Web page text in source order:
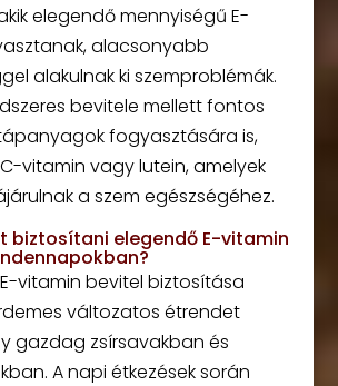
elegendő mennyiségű E-
alacsonyabb
alakulnak ki szemproblémák.
bevitele mellett fontos
fogyasztására is,
vitamin vagy lutein, amelyek
a szem egészségéhez.
biztosítani elegendő E-vitamin
vitamin bevitel biztosítása
változatos étrendet
gazdag zsírsavakban és
A napi étkezések során